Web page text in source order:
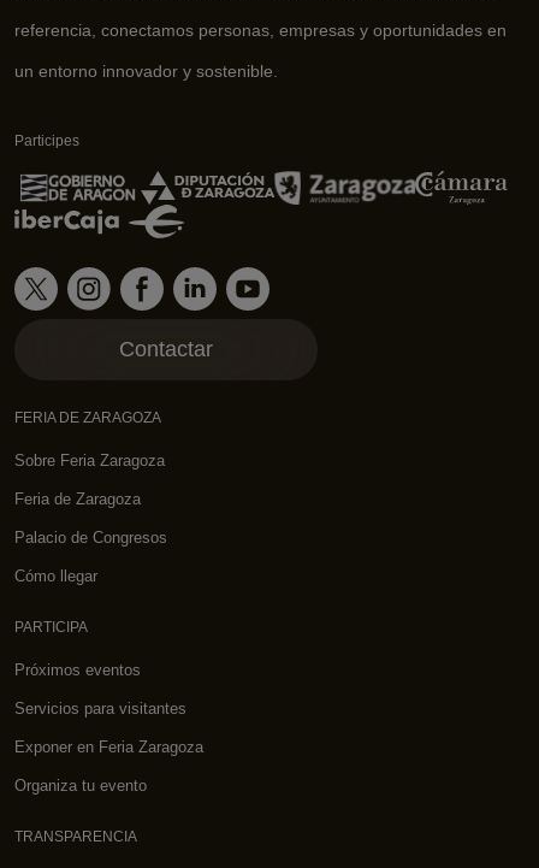
referencia, conectamos personas, empresas y oportunidades en
un entorno innovador y sostenible.
Participes
Contactar
FERIA DE ZARAGOZA
Sobre Feria Zaragoza
Feria de Zaragoza
Palacio de Congresos
Cómo llegar
PARTICIPA
Próximos eventos
Servicios para visitantes
Exponer en Feria Zaragoza
Organiza tu evento
TRANSPARENCIA